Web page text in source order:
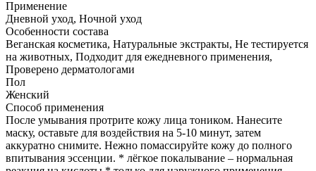
Применение
Дневной уход, Ночной уход
Особенности состава
Веганская косметика, Натуральные экстракты, Не тестируется
на животных, Подходит для ежедневного применения,
Проверено дерматологами
Пол
Женский
Способ применения
После умывания протрите кожу лица тоником. Нанесите
маску, оставьте для воздействия на 5-10 минут, затем
аккуратно снимите. Нежно помассируйте кожу до полного
впитывания эссенции. * лёгкое покалывание – нормальная